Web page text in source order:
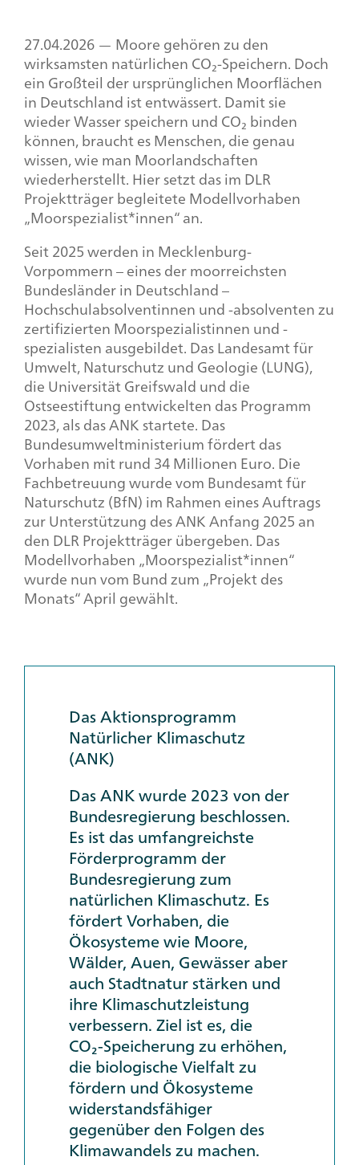
27.04.2026 — Moore gehören zu den
wirksamsten natürlichen CO₂-Speichern. Doch
ein Großteil der ursprünglichen Moorflächen
in Deutschland ist entwässert. Damit sie
wieder Wasser speichern und CO₂ binden
können, braucht es Menschen, die genau
wissen, wie man Moorlandschaften
wiederherstellt. Hier setzt das im DLR
Projektträger begleitete Modellvorhaben
„Moorspezialist*innen“ an.
Seit 2025 werden in Mecklenburg-
Vorpommern – eines der moorreichsten
Bundesländer in Deutschland –
Hochschulabsolventinnen und -absolventen zu
zertifizierten Moorspezialistinnen und -
spezialisten ausgebildet. Das Landesamt für
Umwelt, Naturschutz und Geologie (LUNG),
die Universität Greifswald und die
Ostseestiftung entwickelten das Programm
2023, als das ANK startete. Das
Bundesumweltministerium fördert das
Vorhaben mit rund 34 Millionen Euro. Die
Fachbetreuung wurde vom Bundesamt für
Naturschutz (BfN) im Rahmen eines Auftrags
zur Unterstützung des ANK Anfang 2025 an
den DLR Projektträger übergeben. Das
Modellvorhaben „Moorspezialist*innen“
wurde nun vom Bund zum „Projekt des
Monats“ April gewählt.
Das Aktionsprogramm
Natürlicher Klimaschutz
(ANK)
Das ANK wurde 2023 von der
Bundesregierung beschlossen.
Es ist das umfangreichste
Förderprogramm der
Bundesregierung zum
natürlichen Klimaschutz. Es
fördert Vorhaben, die
Ökosysteme wie Moore,
Wälder, Auen, Gewässer aber
auch Stadtnatur stärken und
ihre Klimaschutzleistung
verbessern. Ziel ist es, die
CO₂-Speicherung zu erhöhen,
die biologische Vielfalt zu
fördern und Ökosysteme
widerstandsfähiger
gegenüber den Folgen des
Klimawandels zu machen.